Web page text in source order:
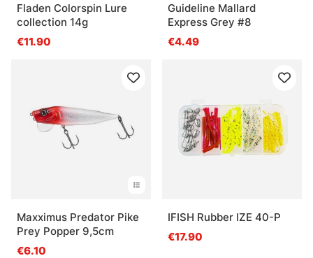
Fladen Colorspin Lure
collection 14g
€11.90
Guideline Mallard
Express Grey #8
€4.49
Maxximus Predator Pike
Prey Popper 9,5cm
€6.10
IFISH Rubber IZE 40-P
€17.90